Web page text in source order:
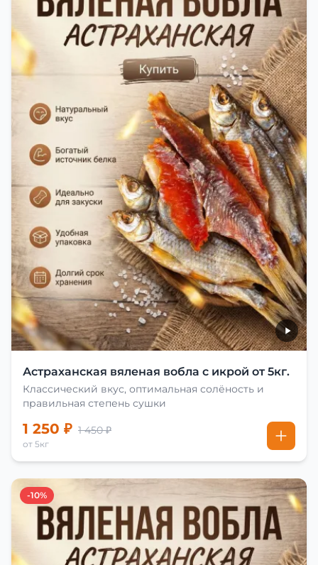
Астраханская вяленая вобла с икрой от 5кг.
Классический вкус, оптимальная солёность и
правильная степень сушки
1 250 ₽ 1 450 ₽
от 5кг
-10%